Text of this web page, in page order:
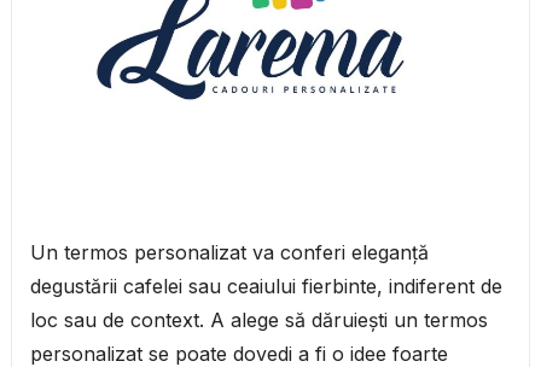
Un termos personalizat va conferi eleganţă
degustării cafelei sau ceaiului fierbinte, indiferent de
loc sau de context. A alege să dăruieşti un termos
personalizat se poate dovedi a fi o idee foarte